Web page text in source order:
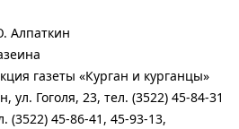
Алпаткин
газеты «Курган и курганцы»
ул. Гоголя, 23, тел. (3522) 45-84-31
(3522) 45-86-41, 45-93-13,